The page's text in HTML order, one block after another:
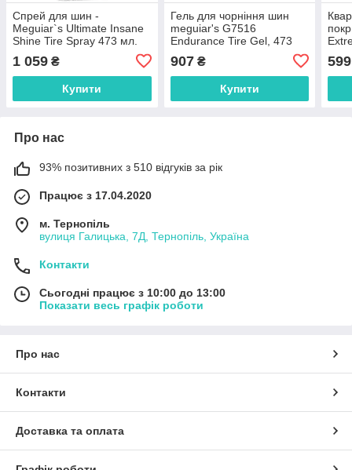
Спрей для шин -
Meguiar`s Ultimate Insane
Shine Tire Spray 473 мл.
1 059 ₴
Купити
Гель для чорніння шин
meguiar's G7516
Endurance Tire Gel, 473
907₴
Купити
599
Про нас
93% позитивних з 510 відгуків за рік
Працює з 17.04.2020
м. Тернопіль
вулиця Галицька, 7Д, Тернопіль, Україна
Контакти
Сьогодні працює з 10:00 до 13:00
Показати весь графік роботи
Про нас
Контакти
Доставка та оплата